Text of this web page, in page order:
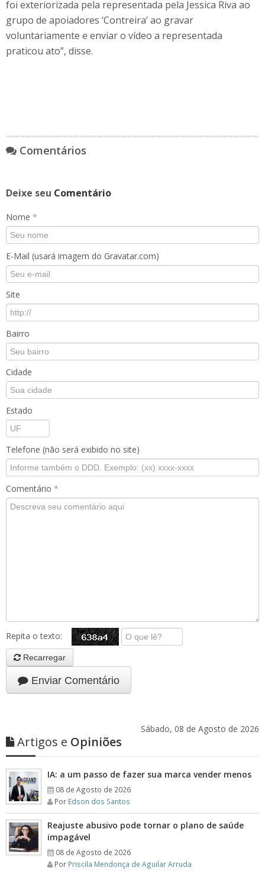
foi exteriorizada pela representada pela Jessica Riva ao
grupo de apoiadores ‘Contreira’ ao gravar
voluntariamente e enviar o vídeo a representada
praticou ato”, disse.
Comentários
Deixe seu Comentário
Nome *
E-Mail (usará imagem do Gravatar.com)
Site
Bairro
Cidade
Estado
Telefone (não será exibido no site)
Comentário *
Repita o texto:
Recarregar
Enviar Comentário
Sábado, 08 de Agosto de 2026
Artigos e Opiniões
IA: a um passo de fazer sua marca vender menos
08 de Agosto de 2026
Por Edson dos Santos
Reajuste abusivo pode tornar o plano de saúde
impagável
08 de Agosto de 2026
Por Priscila Mendonça de Aguilar Arruda